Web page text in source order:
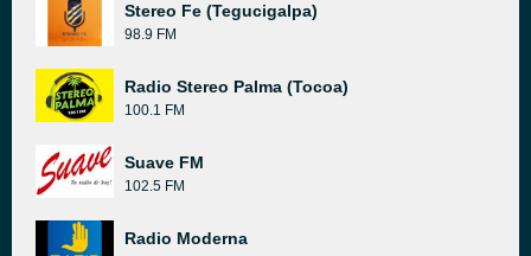
Stereo Fe (Tegucigalpa)
98.9 FM
Radio Stereo Palma (Tocoa)
100.1 FM
Suave FM
102.5 FM
Radio Moderna